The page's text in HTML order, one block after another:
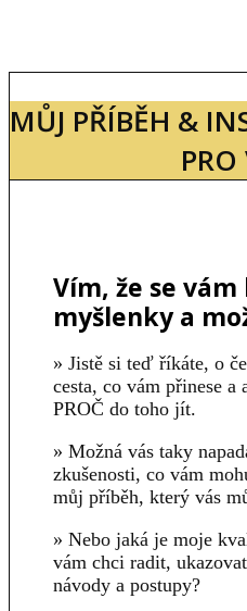
MŮJ PŘÍBĚH &
PRO
Vím, že se
myšlenky a
» Jistě si teď říkáte, o
cesta, co vám přinese a
PROČ do toho jít.
» Možná vás taky
zkušenosti, co vám
můj příběh, který vás
» Nebo jaká je moje
vám chci radit,
návody a postupy?